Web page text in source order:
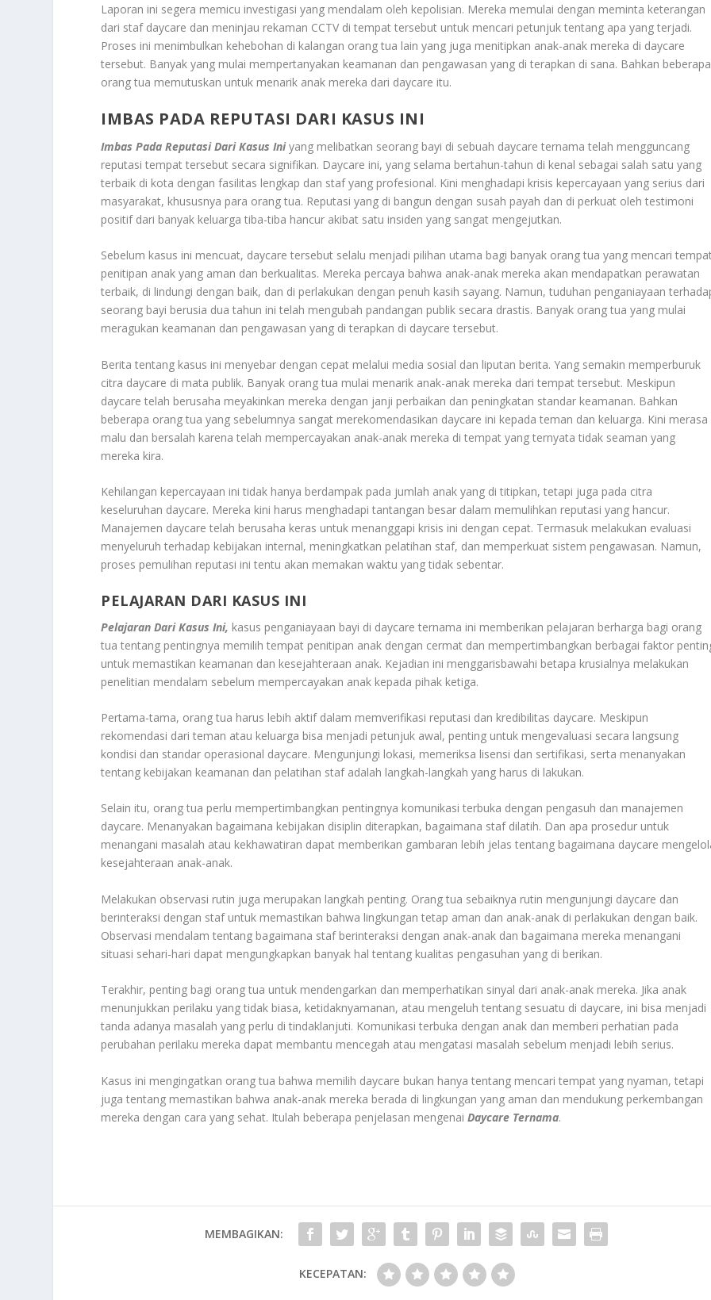
Laporan ini segera memicu investigasi yang mendalam oleh kepolisian. Mereka memulai dengan meminta keterangan
dari staf daycare dan meninjau rekaman CCTV di tempat tersebut untuk mencari petunjuk tentang apa yang terjadi.
Proses ini menimbulkan kehebohan di kalangan orang tua lain yang juga menitipkan anak-anak mereka di daycare
tersebut. Banyak yang mulai mempertanyakan keamanan dan pengawasan yang di terapkan di sana. Bahkan beberapa
orang tua memutuskan untuk menarik anak mereka dari daycare itu.
IMBAS PADA REPUTASI DARI KASUS INI
Imbas Pada Reputasi Dari Kasus Iniyang melibatkan seorang bayi di sebuah daycare ternama telah mengguncang
reputasi tempat tersebut secara signifikan. Daycare ini, yang selama bertahun-tahun di kenal sebagai salah satu yang
terbaik di kota dengan fasilitas lengkap dan staf yang profesional. Kini menghadapi krisis kepercayaan yang serius dari
masyarakat, khususnya para orang tua. Reputasi yang di bangun dengan susah payah dan di perkuat oleh testimoni
positif dari banyak keluarga tiba-tiba hancur akibat satu insiden yang sangat mengejutkan.
Sebelum kasus ini mencuat, daycare tersebut selalu menjadi pilihan utama bagi banyak orang tua yang mencari
penitipan anak yang aman dan berkualitas. Mereka percaya bahwa anak-anak mereka akan mendapatkan perawatan
terbaik, di lindungi dengan baik, dan di perlakukan dengan penuh kasih sayang. Namun, tuduhan penganiayaan
seorang bayi berusia dua tahun ini telah mengubah pandangan publik secara drastis. Banyak orang tua yang mulai
meragukan keamanan dan pengawasan yang di terapkan di daycare tersebut.
Berita tentang kasus ini menyebar dengan cepat melalui media sosial dan liputan berita. Yang semakin memperburuk
citra daycare di mata publik. Banyak orang tua mulai menarik anak-anak mereka dari tempat tersebut. Meskipun
daycare telah berusaha meyakinkan mereka dengan janji perbaikan dan peningkatan standar keamanan. Bahkan
beberapa orang tua yang sebelumnya sangat merekomendasikan daycare ini kepada teman dan keluarga. Kini merasa
malu dan bersalah karena telah mempercayakan anak-anak mereka di tempat yang ternyata tidak seaman yang
mereka kira.
Kehilangan kepercayaan ini tidak hanya berdampak pada jumlah anak yang di titipkan, tetapi juga pada citra
keseluruhan daycare. Mereka kini harus menghadapi tantangan besar dalam memulihkan reputasi yang hancur.
Manajemen daycare telah berusaha keras untuk menanggapi krisis ini dengan cepat. Termasuk melakukan evaluasi
menyeluruh terhadap kebijakan internal, meningkatkan pelatihan staf, dan memperkuat sistem pengawasan. Namun,
proses pemulihan reputasi ini tentu akan memakan waktu yang tidak sebentar.
PELAJARAN DARI KASUS INI
Pelajaran Dari Kasus Ini, kasus penganiayaan bayi di daycare ternama ini memberikan pelajaran berharga bagi orang
tua tentang pentingnya memilih tempat penitipan anak dengan cermat dan mempertimbangkan berbagai faktor
untuk memastikan keamanan dan kesejahteraan anak. Kejadian ini menggarisbawahi betapa krusialnya melakukan
penelitian mendalam sebelum mempercayakan anak kepada pihak ketiga.
Pertama-tama, orang tua harus lebih aktif dalam memverifikasi reputasi dan kredibilitas daycare. Meskipun
rekomendasi dari teman atau keluarga bisa menjadi petunjuk awal, penting untuk mengevaluasi secara langsung
kondisi dan standar operasional daycare. Mengunjungi lokasi, memeriksa lisensi dan sertifikasi, serta menanyakan
tentang kebijakan keamanan dan pelatihan staf adalah langkah-langkah yang harus di lakukan.
Selain itu, orang tua perlu mempertimbangkan pentingnya komunikasi terbuka dengan pengasuh dan manajemen
daycare. Menanyakan bagaimana kebijakan disiplin diterapkan, bagaimana staf dilatih. Dan apa prosedur untuk
menangani masalah atau kekhawatiran dapat memberikan gambaran lebih jelas tentang bagaimana daycare
kesejahteraan anak-anak.
Melakukan observasi rutin juga merupakan langkah penting. Orang tua sebaiknya rutin mengunjungi daycare dan
berinteraksi dengan staf untuk memastikan bahwa lingkungan tetap aman dan anak-anak di perlakukan dengan baik.
Observasi mendalam tentang bagaimana staf berinteraksi dengan anak-anak dan bagaimana mereka menangani
situasi sehari-hari dapat mengungkapkan banyak hal tentang kualitas pengasuhan yang di berikan.
Terakhir, penting bagi orang tua untuk mendengarkan dan memperhatikan sinyal dari anak-anak mereka. Jika anak
menunjukkan perilaku yang tidak biasa, ketidaknyamanan, atau mengeluh tentang sesuatu di daycare, ini bisa menjadi
tanda adanya masalah yang perlu di tindaklanjuti. Komunikasi terbuka dengan anak dan memberi perhatian pada
perubahan perilaku mereka dapat membantu mencegah atau mengatasi masalah sebelum menjadi lebih serius.
Kasus ini mengingatkan orang tua bahwa memilih daycare bukan hanya tentang mencari tempat yang nyaman, tetapi
juga tentang memastikan bahwa anak-anak mereka berada di lingkungan yang aman dan mendukung perkembangan
mereka dengan cara yang sehat. Itulah beberapa penjelasan mengenaiDaycare Ternama.
MEMBAGIKAN:
KECEPATAN: